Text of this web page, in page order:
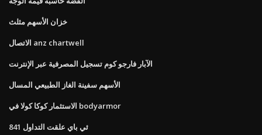
خزان الأسهم مثلث
الاتصال anz chartwell
الآبار فارجو كوم تسجيل المصرفية عبر الإنترنت
الأسهم سفينة الغاز الطبيعي المسال
الاستثمار كوكا كولا في bodyarmor
ئي باي علقت التداول 841